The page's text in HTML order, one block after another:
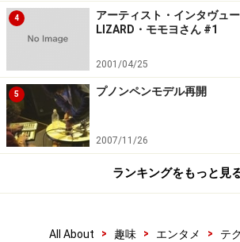
4
アーティスト・インタヴュ
LIZARD・モモヨさん #1
2001/04/25
5 プノンペンモデル再開
2007/11/26
ランキングをもっと見
All About > 趣味 > エンタメ > テ